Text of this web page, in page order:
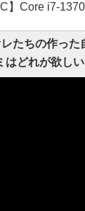
】Core i7-
レたちの作っ
はどれが欲しい